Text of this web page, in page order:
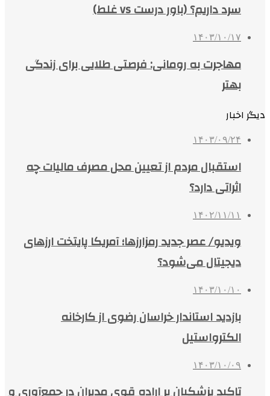
سرد داریم؟ (باور درست vs غلط)
۱۴۰۳/۱۰/۱۷
مهاجرت به رومانی: فرصتی طلایی برای زندگی
بهتر
دیگر اخبار
۱۴۰۳/۰۹/۲۴
استقبال مردم از تعیین محل مصرف مالیات چه
اثراتی دارد؟
۱۴۰۲/۱۱/۱۱
ویدیو/ عصر جدید رمزارزها؛ آمریکا پایتخت ارزهای
دیجیتال می‌شود؟
۱۴۰۳/۱۰/۱۰
بازدید استاندار خراسان رضوی از کارخانه
الکترواستیل
۱۴۰۳/۱۰/۰۹